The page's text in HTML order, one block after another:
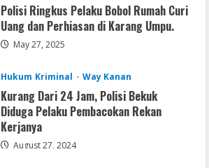
Resettools
GraphPad Prism Academic & Corporate
Cracked x86-x64 [no Virus]
Remux
August 7, 2026
Polisi Ringkus Pelaku Bobol Rumah Curi
Uang dan Perhiasan di Karang Umpu.
May 27, 2025
Hukum Kriminal Way Kanan
Kurang Dari 24 Jam, Polisi Bekuk
Diduga Pelaku Pembacokan Rekan
Kerjanya
August 27, 2024